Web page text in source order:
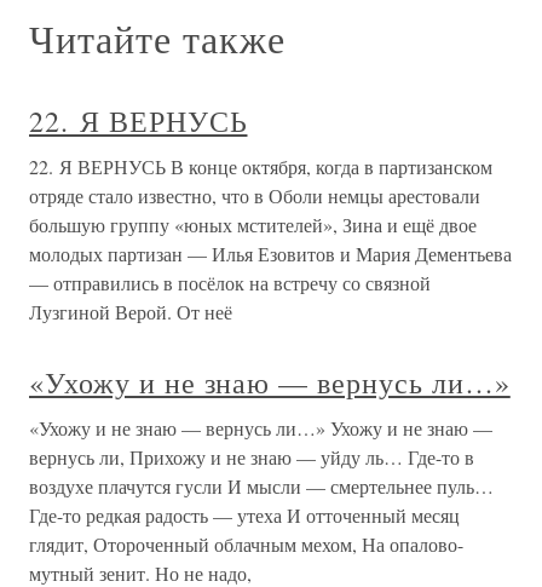
Читайте также
22. Я ВЕРНУСЬ
22. Я ВЕРНУСЬ В конце октября, когда в партизанском
отряде стало известно, что в Оболи немцы арестовали
большую группу «юных мстителей», Зина и ещё двое
молодых партизан — Илья Езовитов и Мария Дементьева
— отправились в посёлок на встречу со связной
Лузгиной Верой. От неё
«Ухожу и не знаю — вернусь ли…»
«Ухожу и не знаю — вернусь ли…» Ухожу и не знаю —
вернусь ли, Прихожу и не знаю — уйду ль… Где-то в
воздухе плачутся гусли И мысли — смертельнее пуль…
Где-то редкая радость — утеха И отточенный месяц
глядит, Отороченный облачным мехом, На опалово-
мутный зенит. Но не надо,